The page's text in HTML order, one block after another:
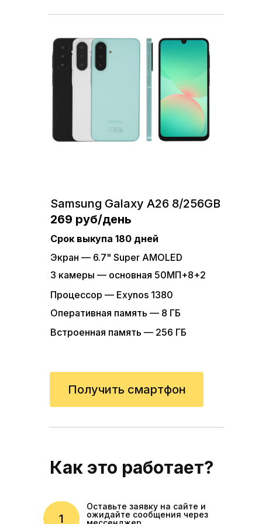
Экран — 6.67" AMOLED
4 камеры — основная 50МП
Процессор — Snapdragon 685
Оперативная память — 6 ГБ
Получить смартфон
Получить смартфон
Xiaomi Redmi Note 12 6/128
119 руб/день
Экран — 6.67" AMOLED
Процессор — Snapdragon 685
Оперативная память — 6 ГБ
Встроенная память — 128 ГБ
Получить смартфон
Рассрочка на 180 дней
Samsung Galaxy A26 8/256GB
269 руб/день
Экран — 6.7" Super AMOLED
3 камеры — основная 50МП+8+2
Процессор — Exynos 1380
Оперативная память — 8 ГБ
Встроенная память — 256 ГБ
Получить смартфон
Срок выкупа 180 дней
Оставьте заявку на сайте и
ожидайте сообщения через
1
Как это работает?